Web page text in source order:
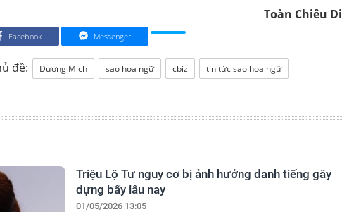
Toàn Chiêu Di
Facebook Messenger
đề: Dương Mịch sao hoa ngữ cbiz
tin tức sao hoa ngữ
Triệu Lộ Tư nguy cơ bị ảnh hưởng danh tiếng gây
dựng bấy lâu nay
01/05/2026 13:05